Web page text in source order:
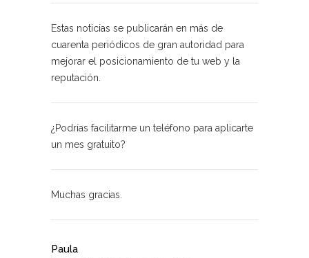
Estas noticias se publicarán en más de
cuarenta periódicos de gran autoridad para
mejorar el posicionamiento de tu web y la
reputación.
¿Podrías facilitarme un teléfono para aplicarte
un mes gratuito?
Muchas gracias.
Paula